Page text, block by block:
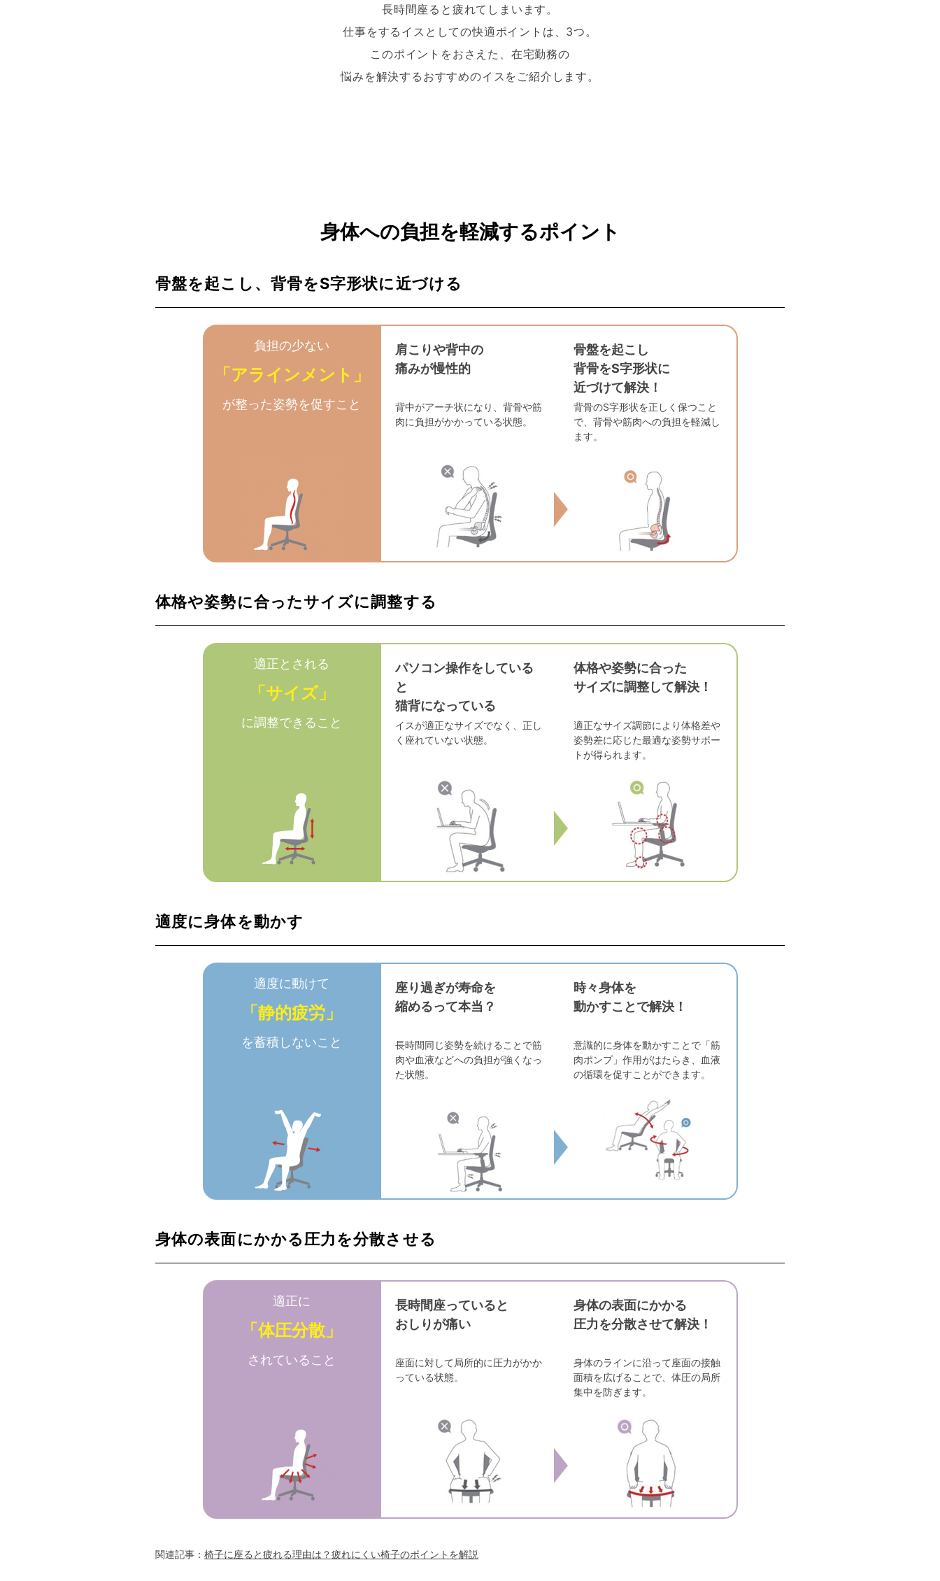
長時間座ると疲れてしまいます。
仕事をするイスとしての快適ポイントは、3つ。
このポイントをおさえた、在宅勤務の
悩みを解決するおすすめのイスをご紹介します。
身体への負担を軽減するポイント
骨盤を起こし、背骨をS字形状に近づける
負担の少ない
「アラインメント」
が整った姿勢を促すこと
肩こりや背中の
痛みが慢性的
背中がアーチ状になり、背骨や筋
肉に負担がかかっている状態。
骨盤を起こし
背骨をS字形状に
近づけて解決！
背骨のS字形状を正しく保つこと
で、背骨や筋肉への負担を軽減し
ます。
体格や姿勢に合ったサイズに調整する
適正とされる
「サイズ」
に調整できること
パソコン操作をしている
と
猫背になっている
イスが適正なサイズでなく、正し
く座れていない状態。
体格や姿勢に合った
サイズに調整して解決！
適正なサイズ調節により体格差や
姿勢差に応じた最適な姿勢サポー
トが得られます。
適度に身体を動かす
適度に動けて
「静的疲労」
を蓄積しないこと
座り過ぎが寿命を
縮めるって本当？
長時間同じ姿勢を続けることで筋
肉や血液などへの負担が強くなっ
た状態。
時々身体を
動かすことで解決！
意識的に身体を動かすことで「筋
肉ポンプ」作用がはたらき、血液
の循環を促すことができます。
身体の表面にかかる圧力を分散させる
適正に
「体圧分散」
されていること
長時間座っていると
おしりが痛い
座面に対して局所的に圧力がかか
っている状態。
身体の表面にかかる
圧力を分散させて解決！
身体のラインに沿って座面の接触
面積を広げることで、体圧の局所
集中を防ぎます。
関連記事： 椅子に座ると疲れる理由は？疲れにくい椅子のポイントを解説